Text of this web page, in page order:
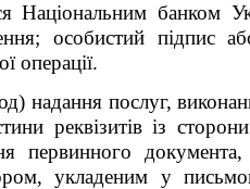
банком
особистий підпис
операції.
надання послуг,
реквізитів із
первинного
укладеним у